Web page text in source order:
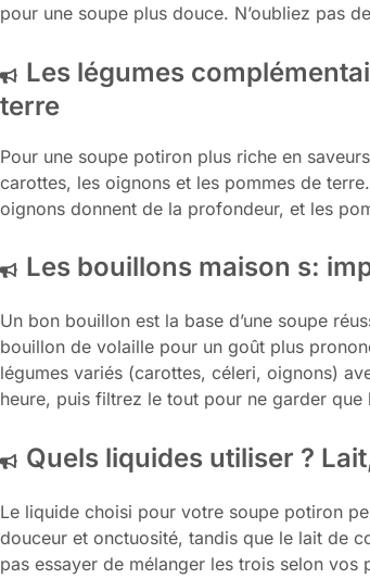
pour une soupe plus douce. N’oubliez pas
Les légumes
terre
Pour une soupe potiron plus riche en
carottes, les oignons et les pommes de
oignons donnent de la profondeur, et les
Les bouillons maison s:
Un bon bouillon est la base d’une soupe
bouillon de volaille pour un goût plus
légumes variés (carottes, céleri, oignons)
heure, puis filtrez le tout pour ne garder que
Quels liquides utiliser ?
Le liquide choisi pour votre soupe potiron
douceur et onctuosité, tandis que le lait de
pas essayer de mélanger les trois selon vos